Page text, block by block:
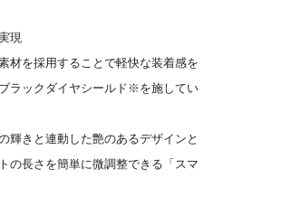
現
材を採用することで軽快な装着感を
ラックダイヤシールド※を施してい
輝きと連動した艶のあるデザインと
の長さを簡単に微調整できる「スマ